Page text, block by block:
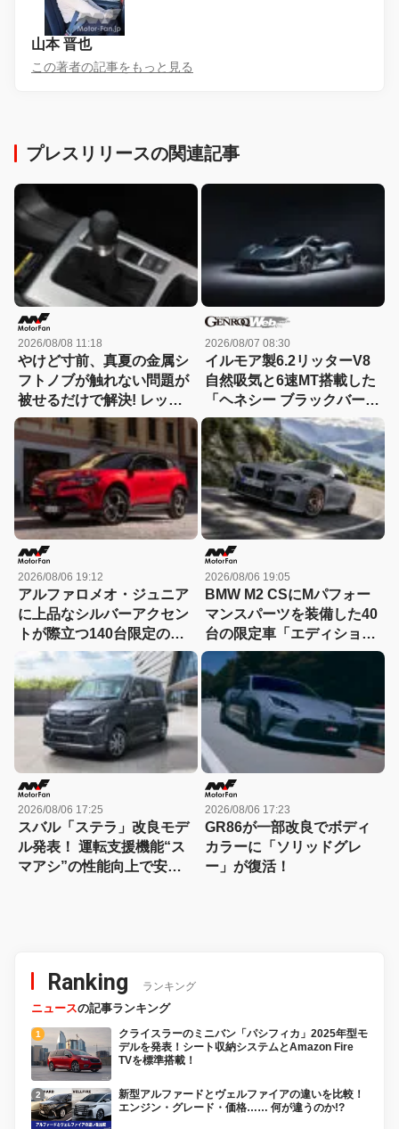
山本 晋也
この著者の記事をもっと見る
プレスリリースの関連記事
2026/08/08 11:18
やけど寸前、真夏の金属シ
フトノブが触れない問題が
被せるだけで解決! レッツ
ォのシリコンカバーが夏も
冬も快適すぎる! 【CAR
MONO図鑑】
2026/08/07 08:30
イルモア製6.2リッターV8
自然吸気と6速MT搭載した
「ヘネシー ブラックバー
ド」がデビュー【動画】
2026/08/06 19:12
アルファロメオ・ジュニア
に上品なシルバーアクセン
トが際立つ140台限定の
「スポルト スペチアーレ」
が登場！
2026/08/06 19:05
BMW M2 CSにMパフォー
マンスパーツを装備した40
台の限定車「エディショ
ン・エッジ」が登場！
2026/08/06 17:25
スバル「ステラ」改良モデ
ル発表！ 運転支援機能“ス
マアシ”の性能向上で安心
2026/08/06 17:23
GR86が一部改良でボディ
カラーに「ソリッドグレ
ー」が復活！
Ranking ランキング
ニュースの記事ランキング
クライスラーのミニバン「パシフィカ」2025年型モ
デルを発表！シート収納システムとAmazon Fire
TVを標準搭載！
新型アルファードとヴェルファイアの違いを比較！
エンジン・グレード・価格…… 何が違うのか!?